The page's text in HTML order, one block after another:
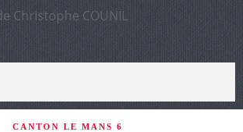
CANTON LE MANS 6